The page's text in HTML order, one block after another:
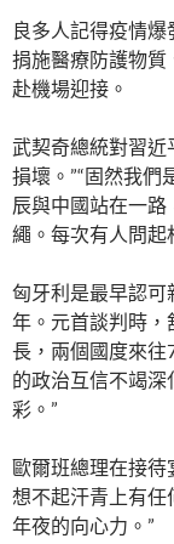
良多人記得疫情爆
捐施醫療防護物質
赴機場迎接。
武契奇總統對習近
損壞。”“固然我
辰與中國站在一路
繩。每次有人問起
匈牙利是最早認可
年。元首談判時，
長，兩個國度來往
的政治互信不竭
彩。”
歐爾班總理在接待
想不起汗青上有任
年夜的向心力。”